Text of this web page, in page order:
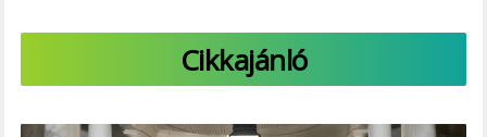
Cikkajánló